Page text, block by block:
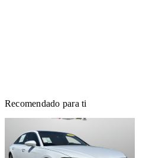
Recomendado para ti